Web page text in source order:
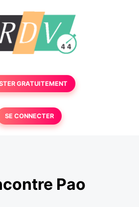
GRATUITEMENT
SE CONNECTER
Pao